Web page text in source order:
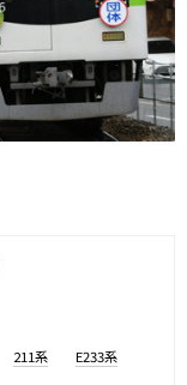
211系 E233系